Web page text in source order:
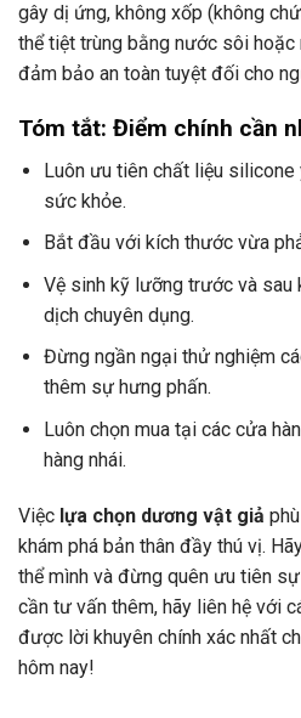
gây dị ứng, không xốp (không
thể tiệt trùng bằng nước sôi hoặc
đảm bảo an toàn tuyệt đối cho
Tóm tắt: Điểm chính cần
Luôn ưu tiên chất liệu
sức khỏe.
Bắt đầu với kích thước vừa
Vệ sinh kỹ lưỡng trước và sau
dịch chuyên dụng.
Đừng ngần ngại thử nghiệm
thêm sự hưng phấn.
Luôn chọn mua tại các cửa
hàng nhái.
Việc lựa chọn dương vật giả
khám phá bản thân đầy thú vị.
thể mình và đừng quên ưu tiên
cần tư vấn thêm, hãy liên hệ với
được lời khuyên chính xác nhất
hôm nay!